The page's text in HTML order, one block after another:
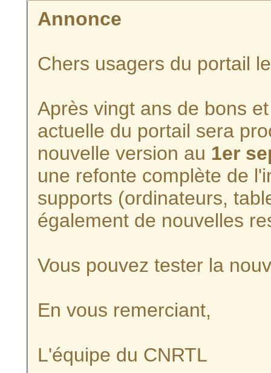
Annonce
Chers usagers du portail
Après vingt ans de bons
actuelle du portail sera
nouvelle version au 1er
une refonte complète de
supports (ordinateurs,
également de nouvelles
Vous pouvez tester la
En vous remerciant,
L'équipe du CNRTL